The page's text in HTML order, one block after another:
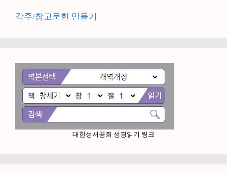
각주/참고문헌 만들기
대한성서공회 성경읽기 링크